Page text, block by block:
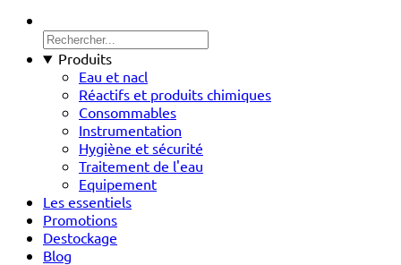
Produits
Eau et nacl
Réactifs et produits chimiques
Consommables
Instrumentation
Hygiène et sécurité
Traitement de l'eau
Equipement
Les essentiels
Promotions
Destockage
Blog